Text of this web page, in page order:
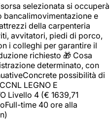
selezionata si occuperà
bancalimovimentazione e
della carpenteria
avvitatori, piedi di porco,
i colleghi per garantire il
richiesto 🎁 Cosa
determinato, con
possibilità di
LEGNO E
Livello 4 (€ 1639,71
time 40 ore alla